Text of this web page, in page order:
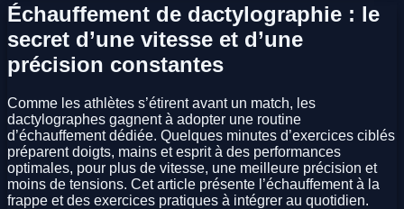
Échauffement de dactylographie : le
secret d’une vitesse et d’une
précision constantes
Comme les athlètes s’étirent avant un match, les
dactylographes gagnent à adopter une routine
d’échauffement dédiée. Quelques minutes d’exercices ciblés
préparent doigts, mains et esprit à des performances
optimales, pour plus de vitesse, une meilleure précision et
moins de tensions. Cet article présente l’échauffement à la
frappe et des exercices pratiques à intégrer au quotidien.